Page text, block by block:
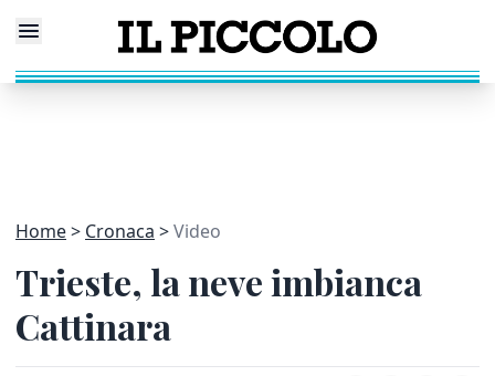
Home Cronaca Video
Trieste, la neve imbianca
Cattinara